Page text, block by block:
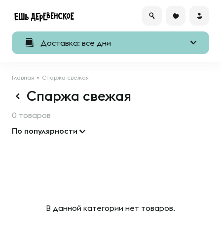
Доставка: все дни
Главная Спаржа свежая
Спаржа свежая
0 товаров
По популярности
В данной категории нет товаров.